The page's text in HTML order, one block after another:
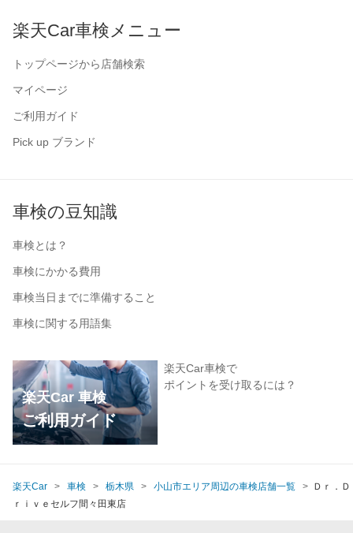
楽天Car車検メニュー
トップページから店舗検索
マイページ
ご利用ガイド
Pick up ブランド
車検の豆知識
車検とは？
車検にかかる費用
車検当日までに準備すること
車検に関する用語集
楽天Car 車検
ご利用ガイド
楽天Car車検で
ポイントを受け取るには？
楽天Car 車検 栃木県 小山市エリア周辺の車検店舗一覧
Ｄｒ．Ｄ
ｒｉｖｅセルフ間々田東店